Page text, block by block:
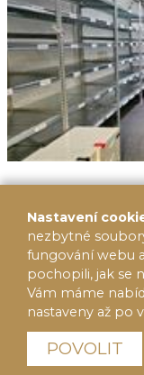
© 2020 FF
Nastavení
nezbytné
fungování webu
pochopili, jak se
Vám máme
nastaveny až po
POVOLIT